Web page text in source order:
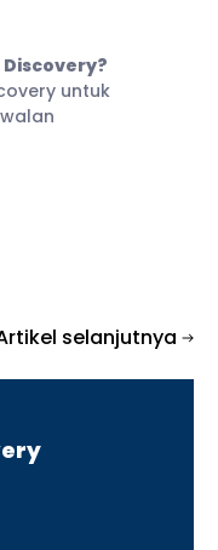
untuk
selanjutnya